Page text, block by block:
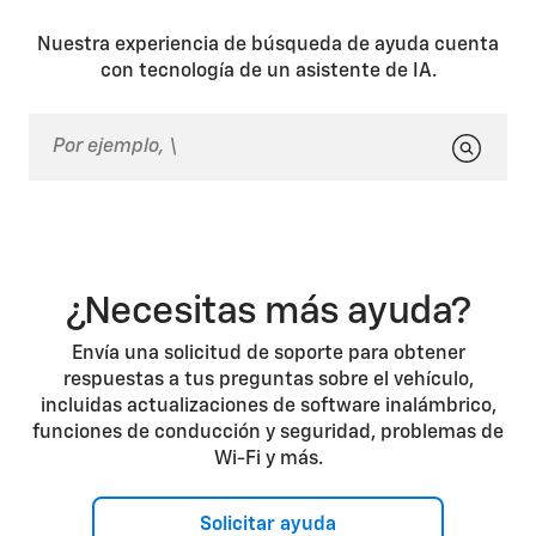
de carga pública rápida de CC.
panel de instrumentos. La luz del sistema antirrobo
parpadea en rojo cuando el vehículo está apagado y
desenchufado; pero si parpadea en rojo mientras el
Nuestra experiencia de búsqueda de ayuda cuenta
con tecnología de un asistente de IA.
¿Necesitas más ayuda?
Envía una solicitud de soporte para obtener
respuestas a tus preguntas sobre el vehículo,
incluidas actualizaciones de software inalámbrico,
funciones de conducción y seguridad, problemas de
Wi-Fi y más.
Solicitar ayuda